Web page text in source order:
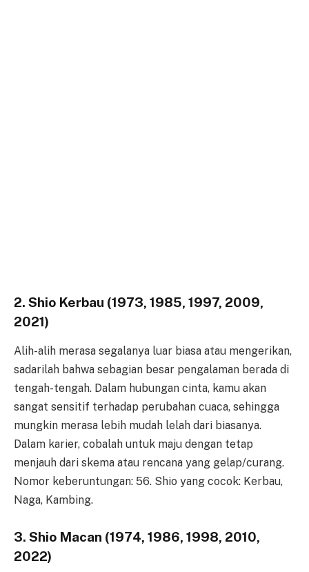
2. Shio Kerbau (1973, 1985, 1997, 2009,
2021)
Alih-alih merasa segalanya luar biasa atau mengerikan,
sadarilah bahwa sebagian besar pengalaman berada di
tengah-tengah. Dalam hubungan cinta, kamu akan
sangat sensitif terhadap perubahan cuaca, sehingga
mungkin merasa lebih mudah lelah dari biasanya.
Dalam karier, cobalah untuk maju dengan tetap
menjauh dari skema atau rencana yang gelap/curang.
Nomor keberuntungan: 56. Shio yang cocok: Kerbau,
Naga, Kambing.
3. Shio Macan (1974, 1986, 1998, 2010,
2022)